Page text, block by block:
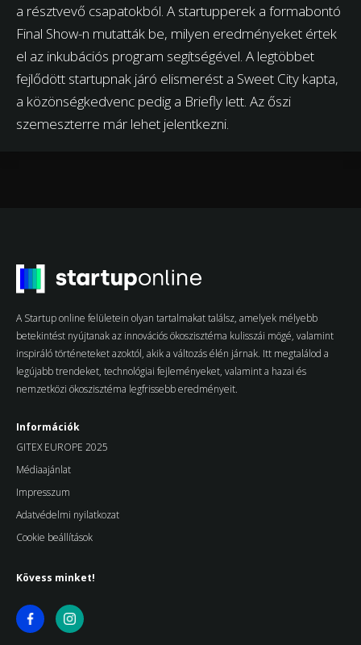
a résztvevő csapatokból. A startupperek a formabontó
Final Show-n mutatták be, milyen eredményeket értek
el az inkubációs program segítségével. A legtöbbet
fejlődött startupnak járó elismerést a Sweet City kapta,
a közönségkedvenc pedig a Briefly lett. Az őszi
szemeszterre már lehet jelentkezni.
A Startup online felületein olyan tartalmakat találsz, amelyek mélyebb
betekintést nyújtanak az innovációs ökoszisztéma kulisszái mögé, valamint
inspiráló történeteket azoktól, akik a változás élén járnak. Itt megtalálod a
legújabb trendeket, technológiai fejleményeket, valamint a hazai és
nemzetközi ökoszisztéma legfrissebb eredményeit.
Információk
GITEX EUROPE 2025
Médiaajánlat
Impresszum
Adatvédelmi nyilatkozat
Cookie beállítások
Kövess minket!